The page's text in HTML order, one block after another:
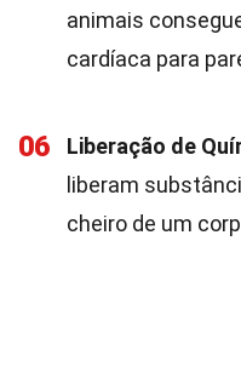
animais
cardíaca para
06 Liberação de
liberam
cheiro de um